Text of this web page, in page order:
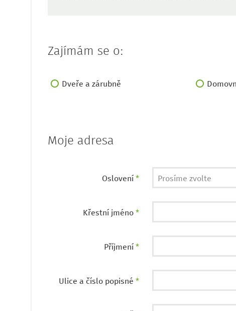
Zajímám se o:
Dveře a zárubně
Moje adresa
Oslovení * Prosíme zvolte
Křestní jméno *
Příjmení *
Ulice a číslo popisné *